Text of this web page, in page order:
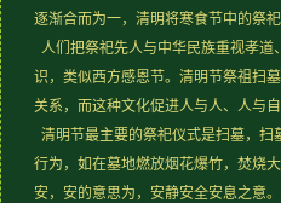
逐渐合而为一，清明将寒食节中的祭
人们把祭祀先人与中华民族重视孝
识，类似西方感恩节。清明节祭祖扫
关系，而这种文化促进人与人、人与
清明节最主要的祭祀仪式是扫墓，
行为，如在墓地燃放烟花爆竹，焚烧
安，安的意思为，安静安全安息之意